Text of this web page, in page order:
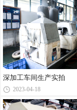
深加工车间生产实拍
2023-04-18